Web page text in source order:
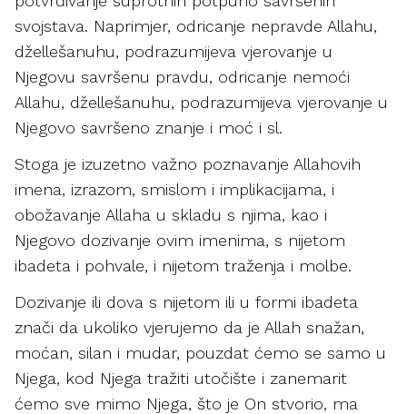
svojstava. Naprimjer, odricanje nepravde Allahu,
džellešanuhu, podrazumijeva vjerovanje u
Njegovu savršenu pravdu, odricanje nemoći
Allahu, džellešanuhu, podrazumijeva vjerovanje u
Njegovo savršeno znanje i moć i sl.
Stoga je izuzetno važno poznavanje Allahovih
imena, izrazom, smislom i implikacijama, i
obožavanje Allaha u skladu s njima, kao i
Njegovo dozivanje ovim imenima, s nijetom
ibadeta i pohvale, i nijetom traženja i molbe.
Dozivanje ili dova s nijetom ili u formi ibadeta
znači da ukoliko vjerujemo da je Allah snažan,
moćan, silan i mudar, pouzdat ćemo se samo u
Njega, kod Njega tražiti utočište i zanemarit
ćemo sve mimo Njega, što je On stvorio, ma